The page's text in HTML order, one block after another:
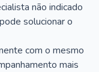
não indicado
solucionar o
com o mesmo
mais